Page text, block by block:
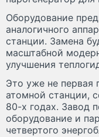
Оборудование
аналогичного
станции. Замена
масштабной
улучшения
Это уже не первая
атомной станции,
80-х годах. Завод
оборудование и
четвертого